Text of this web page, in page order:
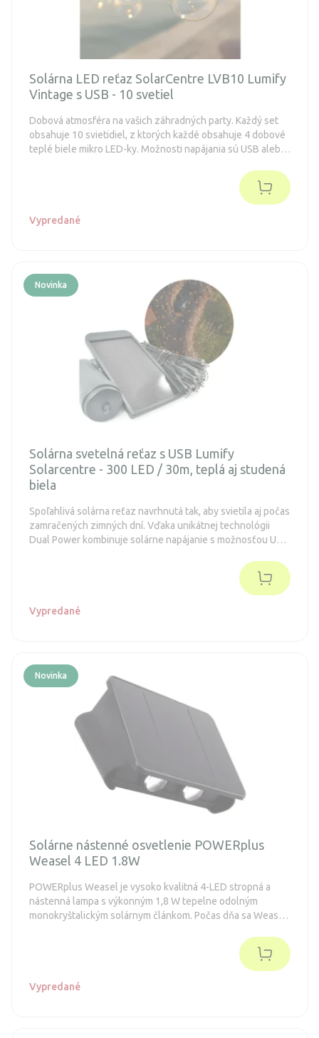
Solárna LED reťaz SolarCentre LVB10 Lumify
Vintage s USB - 10 svetiel
Dobová atmosféra na vašich záhradných party. Každý set
obsahuje 10 svietidiel, z ktorých každé obsahuje 4 dobové
teplé biele mikro LED-ky. Možnosti napájania sú USB alebo
Vypredané
Novinka
Solárna svetelná reťaz s USB Lumify
Solarcentre - 300 LED / 30m, teplá aj studená
biela
Spoľahlivá solárna reťaz navrhnutá tak, aby svietila aj počas
zamračených zimných dní. Vďaka unikátnej technológii
Dual Power kombinuje solárne napájanie s možnosťou USB
300 LED diód s možnosťou zmeny farby (teplá, studená
alebo mix) a 8 svetelných módov pre dokonalú atmosféru v
Vypredané
Novinka
Solárne nástenné osvetlenie POWERplus
Weasel 4 LED 1.8W
POWERplus Weasel je vysoko kvalitná 4-LED stropná a
nástenná lampa s výkonným 1,8 W tepelne odolným
monokryštalickým solárnym článkom. Počas dňa sa Weasel
krásnym svetlom 4 LED diód teplého bieleho odtieňa
smerom nahor a nadol na stenu vďaka zabudovanému
Vypredané